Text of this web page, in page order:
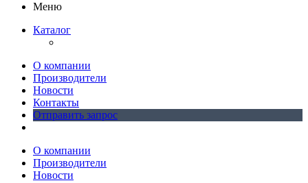
Меню
Каталог
О компании
Производители
Новости
Контакты
Отправить запрос
О компании
Производители
Новости